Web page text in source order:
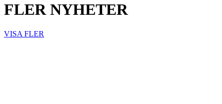
FLER NYHETER
VISA FLER